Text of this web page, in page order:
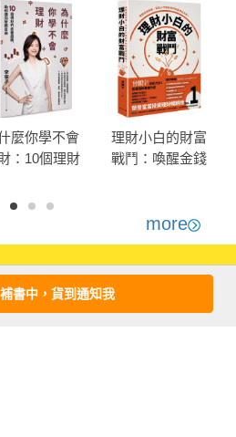
「生活」恢復原本狀態的59個心得
衡
麼你學不會
：10個理財
邁向財務自由
理財小白的財富
戰鬥：喚醒金錢
長攻略！
more
書中，貨到通知我